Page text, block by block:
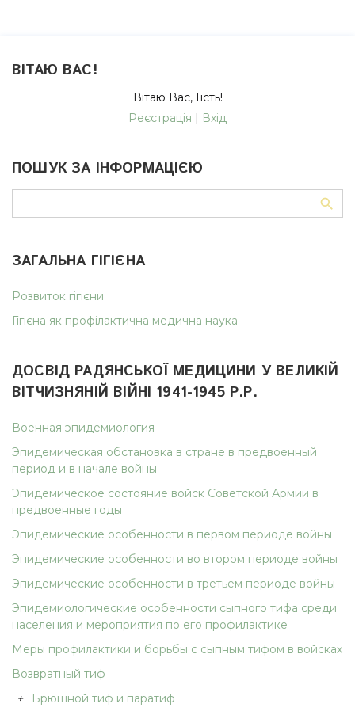
ВІТАЮ ВАС!
Вітаю Вас, Гість!
Реєстрація | Вхід
ПОШУК ЗА ІНФОРМАЦІЄЮ
ЗАГАЛЬНА ГІГІЄНА
Розвиток гігієни
Гігієна як профілактична медична наука
ДОСВІД РАДЯНСЬКОЇ МЕДИЦИНИ У ВЕЛИКІЙ
ВІТЧИЗНЯНІЙ ВІЙНІ 1941-1945 Р.Р.
Военная эпидемиология
Эпидемическая обстановка в стране в предвоенный
период и в начале войны
Эпидемическое состояние войск Советской Армии в
предвоенные годы
Эпидемические особенности в первом периоде войны
Эпидемические особенности во втором периоде войны
Эпидемические особенности в третьем периоде войны
Эпидемиологические особенности сыпного тифа среди
населения и мероприятия по его профилактике
Меры профилактики и борьбы с сыпным тифом в войсках
Возвратный тиф
+
Брюшной тиф и паратиф